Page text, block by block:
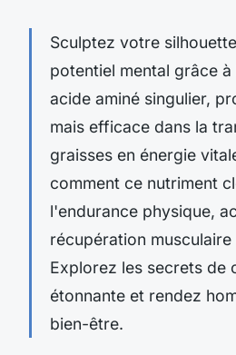
Sculptez votre
potentiel mental grâce
acide aminé singulier,
mais efficace dans la
graisses en énergie
comment ce nutriment
l'endurance physique,
récupération
Explorez les secrets de
étonnante et rendez
bien-être.